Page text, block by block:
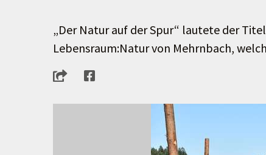
„Der Natur auf der Spur“ lautete der
Lebensraum:Natur von Mehrnbach,